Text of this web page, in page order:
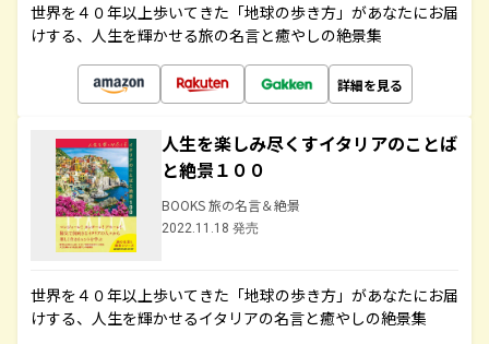
世界を４０年以上歩いてきた「地球の歩き方」があなたにお届
けする、人生を輝かせる旅の名言と癒やしの絶景集
詳細を見る
人生を楽しみ尽くすイタリアのことば
と絶景１００
BOOKS 旅の名言＆絶景
2022.11.18 発売
世界を４０年以上歩いてきた「地球の歩き方」があなたにお届
けする、人生を輝かせるイタリアの名言と癒やしの絶景集